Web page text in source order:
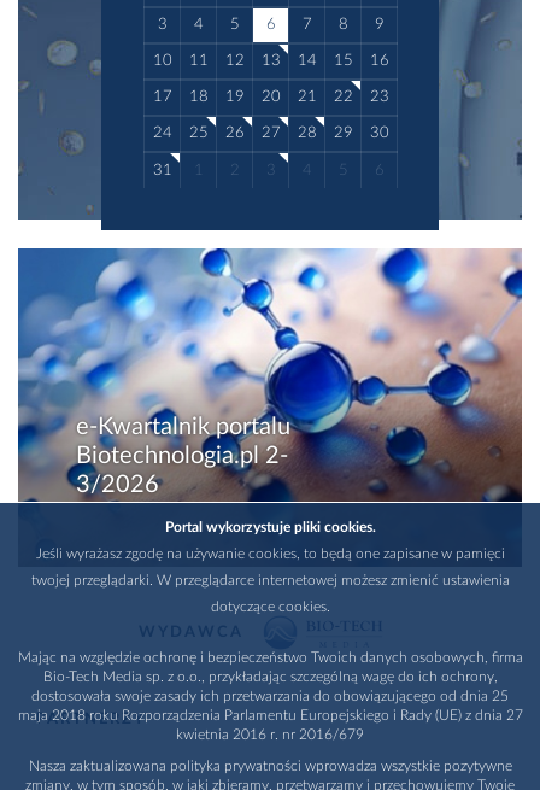
3 4 5 6 7 8 9
10 11 12 13 14 15 16
17 18 19 20 21 22 23
24 25 26 27 28 29 30
31 1 2 3 4 5 6
e-Kwartalnik portalu
Biotechnologia.pl 2-
3/2026
PARTNERZY
Portal wykorzystuje pliki cookies.
Jeśli wyrażasz zgodę na używanie cookies, to będą one zapisane w pamięci
twojej przeglądarki. W przeglądarce internetowej możesz zmienić ustawienia
dotyczące cookies.
Mając na względzie ochronę i bezpieczeństwo Twoich danych osobowych, firma
Bio-Tech Media sp. z o.o., przykładając szczególną wagę do ich ochrony,
dostosowała swoje zasady ich przetwarzania do obowiązującego od dnia 25
maja 2018 roku Rozporządzenia Parlamentu Europejskiego i Rady (UE) z dnia 27
kwietnia 2016 r. nr 2016/679
Nasza zaktualizowana polityka prywatności wprowadza wszystkie pozytywne
zmiany, w tym sposób, w jaki zbieramy, przetwarzamy i przechowujemy Twoje